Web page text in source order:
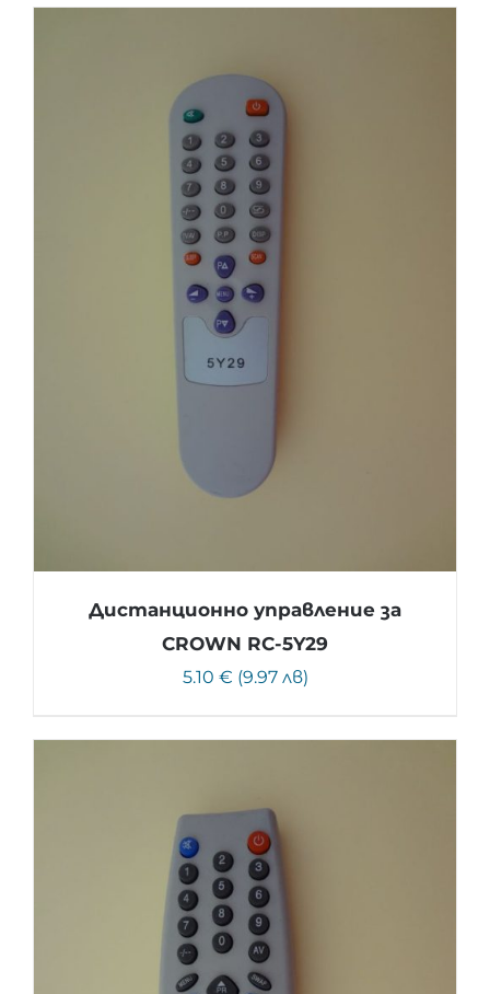
Дистанционно управление за
CROWN RC-5Y29
5.10 € (9.97 лв)